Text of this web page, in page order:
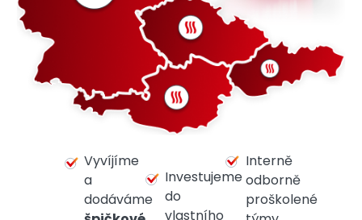
Vyvíjíme
a
dodáváme
Investujeme
do
vlastního
Interně
odborně
proškolené